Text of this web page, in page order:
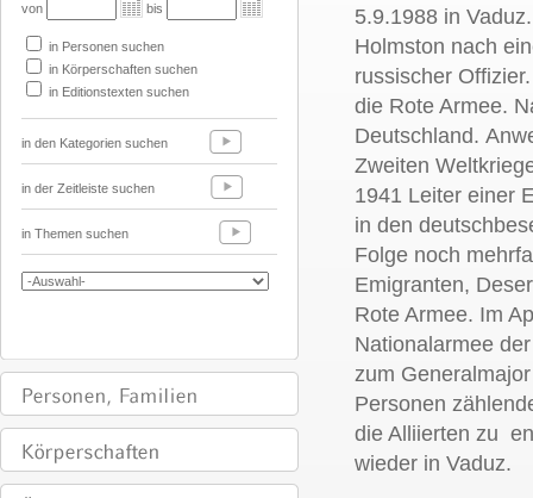
von bis
in Personen suchen
in Körperschaften suchen
in Editionstexten suchen
in den Kategorien suchen
in der Zeitleiste suchen
in Themen suchen
5.9.1988 in
Holmston nach
russischer
die Rote Armee.
Deutschland.
Zweiten
1941 Leiter einer
in den
Folge noch
Emigranten,
Rote Armee. Im
Nationalarmee
zum
Personen
die Alliierten zu
wieder in